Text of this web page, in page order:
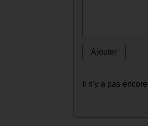
Il n'y a pas